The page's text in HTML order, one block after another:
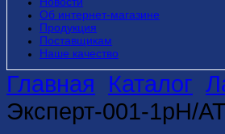
Об интернет-магазине
Продукция
Поставщикам
Наше качество
Главная Каталог
Эксперт-001-1рН/